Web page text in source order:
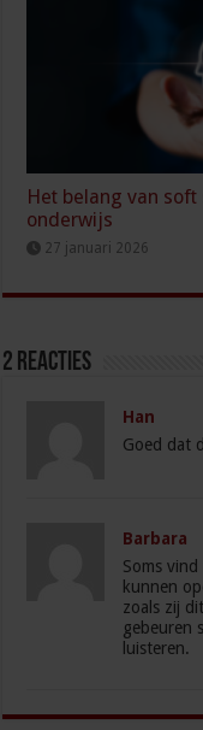
Het belang van
onderwijs
27 januari 2026
2 Reacties
Han
Goed dat
Barbara
Soms
kunnen
zoals zij
gebeuren
luisteren.